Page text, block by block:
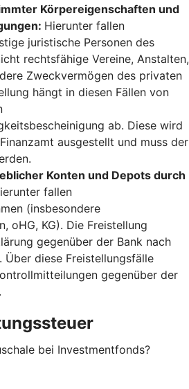
Körpereigenschaften und
Hierunter fallen
juristische Personen des
rechtsfähige Vereine, Anstalten,
Zweckvermögen des privaten
hängt in diesen Fällen von
ab. Diese wird
ausgestellt und muss der
Konten und Depots durch
fallen
(insbesondere
oHG, KG). Die Freistellung
gegenüber der Bank nach
Über diese Freistellungsfälle
gegenüber der
bei Investmentfonds?